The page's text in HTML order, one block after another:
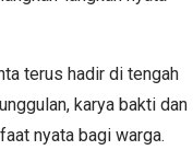
terus hadir di tengah
karya bakti dan
nyata bagi warga.